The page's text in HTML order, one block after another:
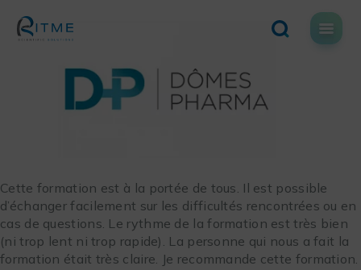
content
Cette formation est à la portée de tous. Il est possible
d’échanger facilement sur les difficultés rencontrées ou en
cas de questions. Le rythme de la formation est très bien
(ni trop lent ni trop rapide). La personne qui nous a fait la
formation était très claire. Je recommande cette formation.